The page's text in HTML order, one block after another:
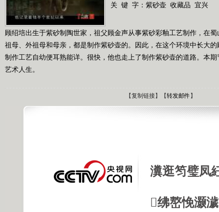
关 键 字： 紫砂壶 收藏品 宜兴
顾绍培出生于紫砂制陶世家，祖父顾金声从事紫砂彩釉工艺制作，在
祖母、外祖母和母亲，都是制作紫砂壶的。因此，在这个环境中长大
制作工艺自幼便耳熟能详。很快，他也走上了制作紫砂壶的道路。本
艺术人生。
【复制链接】【转发邮件 】
瀵逛笉璧凤
绋嶅悗灏